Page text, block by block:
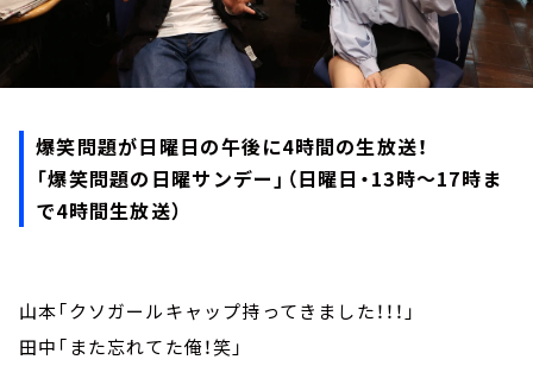
爆笑問題が日曜日の午後に4時間の生放送！
「爆笑問題の日曜サンデー」（日曜日・13時～17時ま
で4時間生放送）
山本「クソガールキャップ持ってきました！！！」
田中「また忘れてた俺！笑」